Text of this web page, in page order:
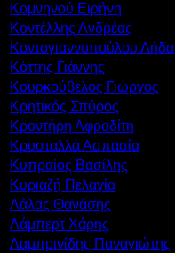
Κομνηνού Ειρήνη
Κοντέλλης Ανδρέας
Κοντογιαννοπούλου Λήδα
Κόττης Γιάννης
Κουρκούβελος Γιώργος
Κρητικός Σπύρος
Κροντήρη Αφροδίτη
Κρυσταλλά Ασπασία
Κυπραίος Βασίλης
Κυριαζή Πελαγία
Λάλας Θανάσης
Λάμπερτ Χάρης
Λαμπρινίδης Παναγιώτης